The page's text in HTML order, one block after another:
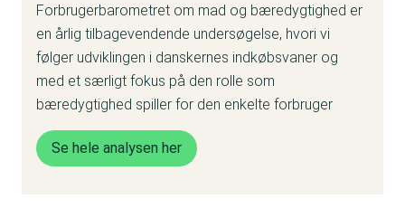
Forbrugerbarometret om mad og bæredygtighed er
en årlig tilbagevendende undersøgelse, hvori vi
følger udviklingen i danskernes indkøbsvaner og
med et særligt fokus på den rolle som
bæredygtighed spiller for den enkelte forbruger
Se hele analysen her